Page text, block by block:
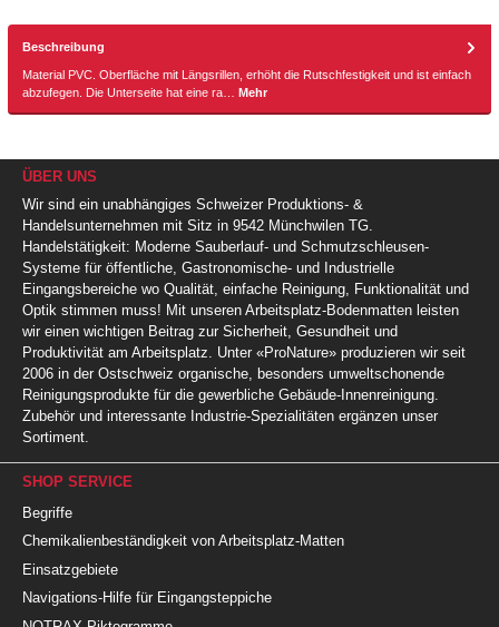
Beschreibung
Material PVC. Oberfläche mit Längsrillen, erhöht die Rutschfestigkeit und ist einfach
abzufegen. Die Unterseite hat eine ra… Mehr
ÜBER UNS
Wir sind ein unabhängiges Schweizer Produktions- &
Handelsunternehmen mit Sitz in 9542 Münchwilen TG.
Handelstätigkeit: Moderne Sauberlauf- und Schmutzschleusen-
Systeme für öffentliche, Gastronomische- und Industrielle
Eingangsbereiche wo Qualität, einfache Reinigung, Funktionalität und
Optik stimmen muss! Mit unseren Arbeitsplatz-Bodenmatten leisten
wir einen wichtigen Beitrag zur Sicherheit, Gesundheit und
Produktivität am Arbeitsplatz. Unter «ProNature» produzieren wir seit
2006 in der Ostschweiz organische, besonders umweltschonende
Reinigungsprodukte für die gewerbliche Gebäude-Innenreinigung.
Zubehör und interessante Industrie-Spezialitäten ergänzen unser
Sortiment.
SHOP SERVICE
Begriffe
Chemikalienbeständigkeit von Arbeitsplatz-Matten
Einsatzgebiete
Navigations-Hilfe für Eingangsteppiche